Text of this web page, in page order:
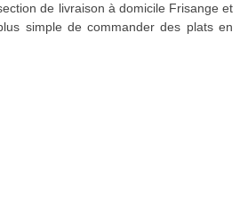
de livraison à domicile Frisange et
simple de commander des plats en